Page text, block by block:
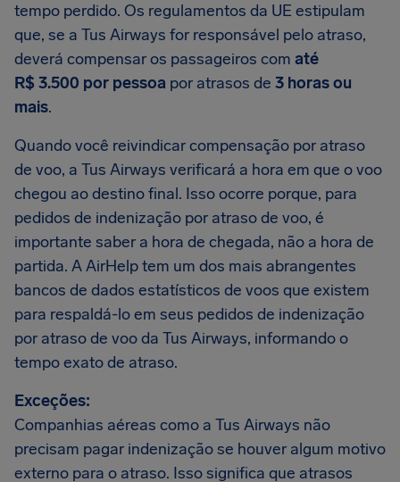
tempo perdido. Os regulamentos da UE estipulam
que, se a Tus Airways for responsável pelo atraso,
deverá compensar os passageiros com até
R$ 3.500 por pessoa por atrasos de 3 horas ou
mais.
Quando você reivindicar compensação por atraso
de voo, a Tus Airways verificará a hora em que o voo
chegou ao destino final. Isso ocorre porque, para
pedidos de indenização por atraso de voo, é
importante saber a hora de chegada, não a hora de
partida. A AirHelp tem um dos mais abrangentes
bancos de dados estatísticos de voos que existem
para respaldá-lo em seus pedidos de indenização
por atraso de voo da Tus Airways, informando o
tempo exato de atraso.
Exceções:
Companhias aéreas como a Tus Airways não
precisam pagar indenização se houver algum motivo
externo para o atraso. Isso significa que atrasos